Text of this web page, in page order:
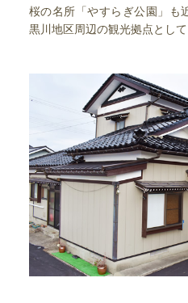
桜の名所「やすらぎ公園」も
黒川地区周辺の観光拠点として